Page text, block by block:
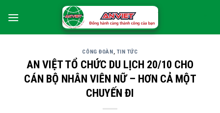
CÔNG ĐOÀN, TIN TỨC
AN VIỆT TỔ CHỨC DU LỊCH 20/10 CHO
CÁN BỘ NHÂN VIÊN NỮ – HƠN CẢ MỘT
CHUYẾN ĐI